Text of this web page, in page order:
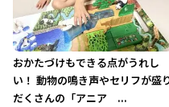
おかたづけもできる点がうれし
い！ 動物の鳴き声やセリフが盛
だくさんの「アニア ...